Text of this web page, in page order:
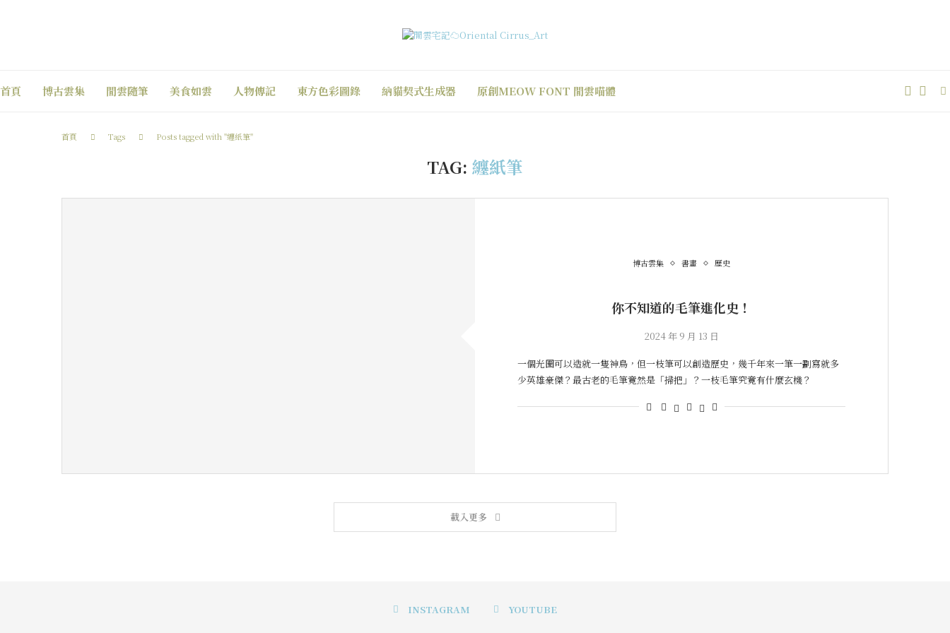
首頁 博古雲集 閒雲隨筆 美食如雲 人物傳記 東方色彩圖錄 納貓契式生成器 原創MEOW FONT 閒雲喵體
首頁 Tags Posts tagged with "纏紙筆"
TAG: 纏紙筆
博古雲集 書畫 歷史
你不知道的毛筆進化史！
2024 年 9 月 13 日
一個光圈可以造就一隻神鳥，但一枝筆可以創造歷史，幾千年來一筆一劃寫就多
少英雄豪傑？最古老的毛筆竟然是「掃把」？一枝毛筆究竟有什麼玄機？
載入更多
INSTAGRAM YOUTUBE